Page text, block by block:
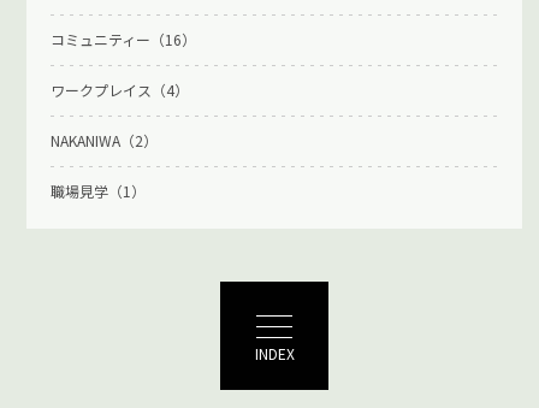
コミュニティー（16）
ワークプレイス（4）
NAKANIWA（2）
職場見学（1）
INDEX